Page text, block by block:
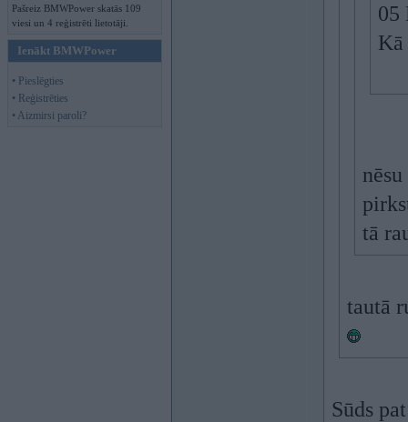
Pašreiz BMWPower skatās 109
viesi un 4 reģistrēti lietotāji.
Ienākt BMWPower
• Pieslēgties
• Reģistrēties
• Aizmirsi paroli?
05
tā
tautā
Sūds